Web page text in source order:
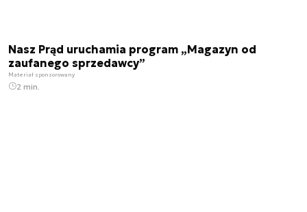
Nasz Prąd uruchamia program „Magazyn od
zaufanego sprzedawcy”
Materiał sponsorowany
2 min.